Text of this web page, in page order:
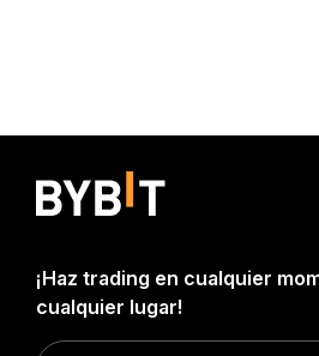
¡Haz trading en cualquier
cualquier lugar!